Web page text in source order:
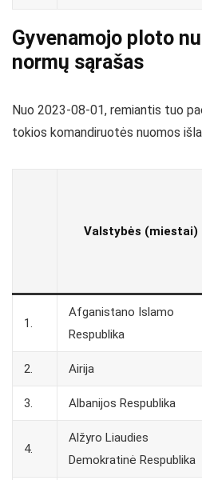
Gyvenamojo ploto
normų sąrašas
Nuo 2023-08-01, remiantis tuo
tokios komandiruotės nuomos
Valstybės (miestai)
1.
Afganistano Islamo
Respublika
2. Airija
3. Albanijos Respublika
4.
Alžyro Liaudies
Demokratinė Respublika